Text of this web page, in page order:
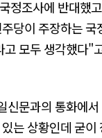
정조사에 반대했
당이 주장하는 국
모두 생각했다"
신문과의 통화에
는 상황인데 굳